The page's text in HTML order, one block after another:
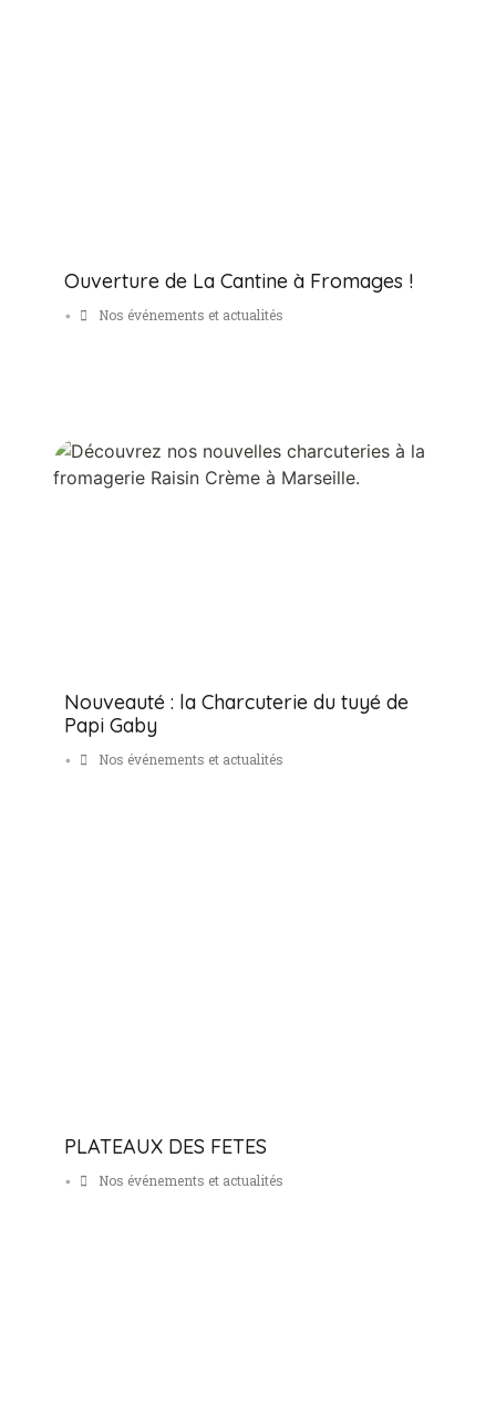
Ouverture de La Cantine à Fromages !
• Nos événements et actualités
Nouveauté : la Charcuterie du tuyé de
Papi Gaby
• Nos événements et actualités
PLATEAUX DES FETES
• Nos événements et actualités